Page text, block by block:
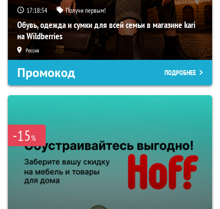
17:18:53 Получи первым!
Обувь, одежда и сумки для всей семьи в магазине kari
на Wildberries
Россия
Промокод ПОДРОБНЕЕ
-15%